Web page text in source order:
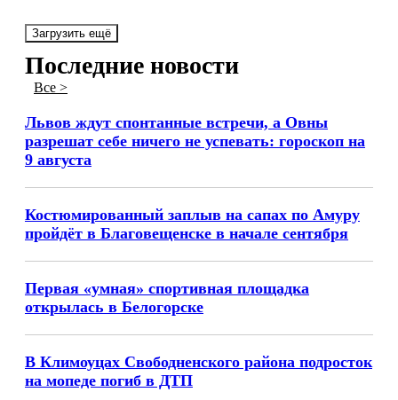
Загрузить ещё
Последние новости
Все >
Львов ждут спонтанные встречи, а Овны
разрешат себе ничего не успевать: гороскоп на
9 августа
Костюмированный заплыв на сапах по Амуру
пройдёт в Благовещенске в начале сентября
Первая «умная» спортивная площадка
открылась в Белогорске
В Климоуцах Свободненского района подросток
на мопеде погиб в ДТП